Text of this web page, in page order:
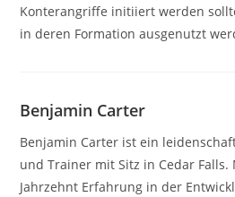
Konterangriffe initiiert werden
in deren Formation ausgenutzt
Benjamin Carter
Benjamin Carter ist ein
und Trainer mit Sitz in Cedar
Jahrzehnt Erfahrung in der